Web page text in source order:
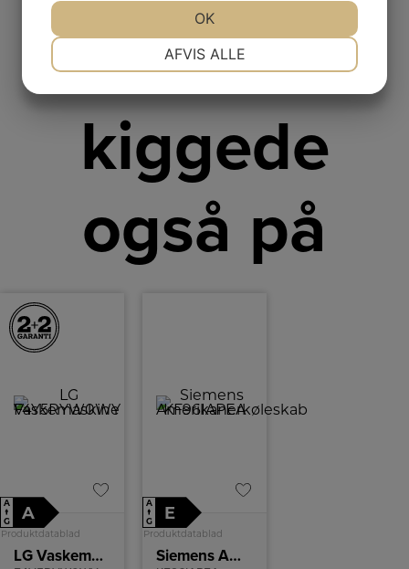
Andre
kiggede
også på
A
↑
G
A
Produktdatablad
LG Vaskemaskine
A
↑
G
E
Produktdatablad
Siemens Amerikanerkøleskab
AFVIS ALLE
OK